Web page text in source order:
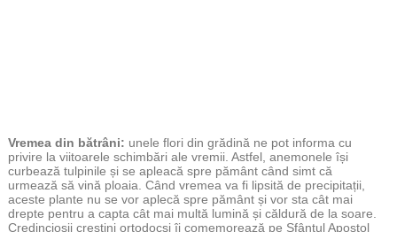
Vremea din bătrâni: unele flori din grădină ne pot informa cu
privire la viitoarele schimbări ale vremii. Astfel, anemonele își
curbează tulpinile și se apleacă spre pământ când simt că
urmează să vină ploaia. Când vremea va fi lipsită de precipitații,
aceste plante nu se vor aplecă spre pământ și vor sta cât mai
drepte pentru a capta cât mai multă lumină și căldură de la soare.
Credincioșii creștini ortodocși îi comemorează pe Sfântul Apostol